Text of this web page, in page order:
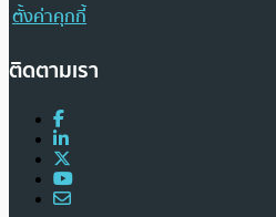
ตั้งค่าคุกกี้
ติดตามเรา